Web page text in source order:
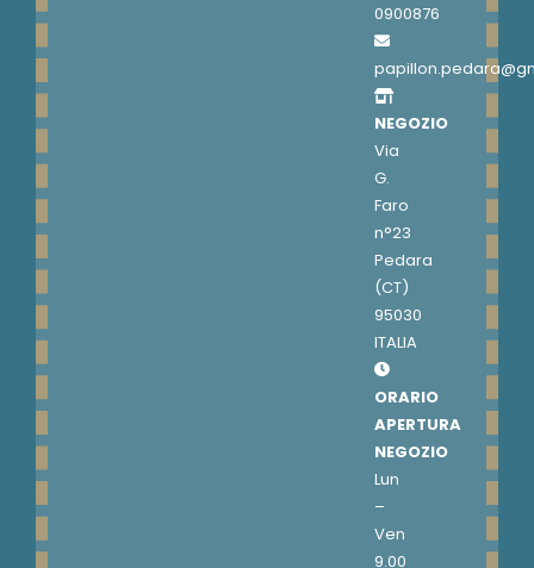
0900876
NEGOZIO
Via
G.
Faro
n°23
Pedara
(CT)
95030
ITALIA
ORARIO
APERTURA
NEGOZIO
Lun
–
Ven
9.00